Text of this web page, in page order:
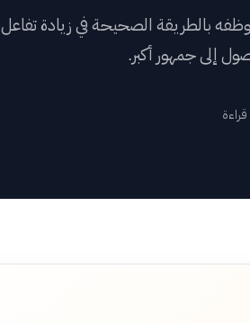
شهادات العملاء
بالطريقة الصحيحة في زيادة تفاعل
إلى جمهور أكبر.